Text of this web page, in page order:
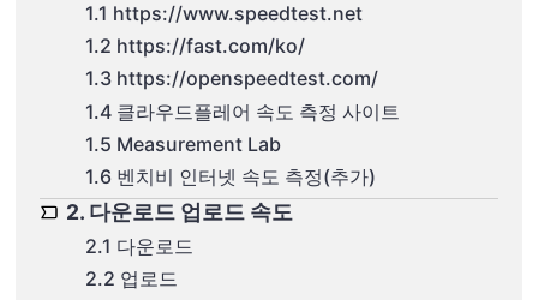
1.1 https://www.speedtest.net
1.2 https://fast.com/ko/
1.3 https://openspeedtest.com/
1.4 클라우드플레어 속도 측정 사이트
1.5 Measurement Lab
1.6 벤치비 인터넷 속도 측정(추가)
2. 다운로드 업로드 속도
2.1 다운로드
2.2 업로드